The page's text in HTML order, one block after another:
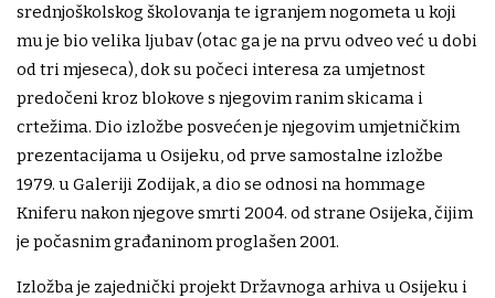
srednjoškolskog školovanja te igranjem nogometa u koji
mu je bio velika ljubav (otac ga je na prvu odveo već u dobi
od tri mjeseca), dok su počeci interesa za umjetnost
predočeni kroz blokove s njegovim ranim skicama i
crtežima. Dio izložbe posvećen je njegovim umjetničkim
prezentacijama u Osijeku, od prve samostalne izložbe
1979. u Galeriji Zodijak, a dio se odnosi na hommage
Kniferu nakon njegove smrti 2004. od strane Osijeka, čijim
je počasnim građaninom proglašen 2001.
Izložba je zajednički projekt Državnoga arhiva u Osijeku i